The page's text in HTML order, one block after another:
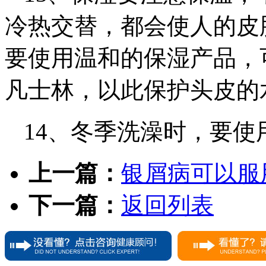
冷热交替，都会使人的
要使用温和的保湿产品
凡士林，以此保护头皮
14、冬季洗澡时，要
上一篇： 银屑病可以
下一篇： 返回列表